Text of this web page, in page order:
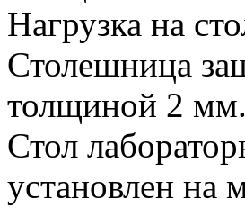
Нагрузка на
Столешница
толщиной 2 мм.
Стол
установлен на